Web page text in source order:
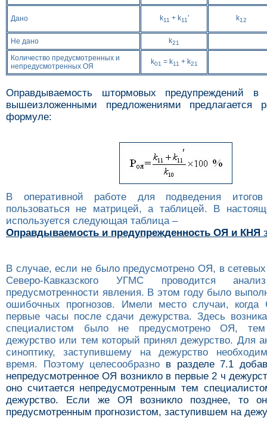
Дано k11 + k11' k12
Не дано k21
Количество предусмотренных и
непредусмотренных ОЯ
k01 = k11 + k21
Оправдываемость штормовых предупреждений в
вышеизложенными предложениями предлагается
формуле:
В оперативной работе для подведения
пользоваться не матрицей, а таблицей. В
используется следующая таблицa –
Оправдываемость и предупрежденность ОЯ и КНЯ
В случае, если не было предусмотрено ОЯ, в сетевых
Северо-Кавказского УГМС проводится
предусмотренности явления. В этом году было
ошибочных прогнозов. Имели место случаи,
первые часы после сдачи дежурства. Здесь
специалистом было не предусмотрено ОЯ,
дежурство или тем который принял дежурство. Для
синоптику, заступившему на дежурство
время. Поэтому целесообразно в разделе 7.1
непредусмотренное ОЯ возникло в первые 2 ч
оно считается непредусмотренным тем
дежурство. Если же ОЯ возникло позднее, то
предусмотренным прогнозистом, заступившем на